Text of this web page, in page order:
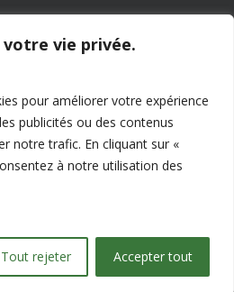
vie privée.
pour améliorer votre expérience
publicités ou des contenus
notre trafic. En cliquant sur «
à notre utilisation des
Tout rejeter Accepter tout